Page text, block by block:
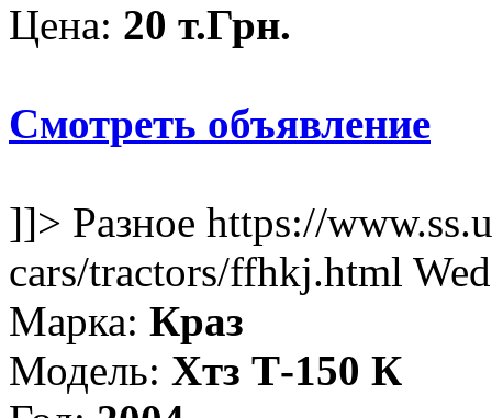
Цена: 20 т.Грн.
Смотреть объявление
]]> Разное https://
cars/tractors/ffhkj.html
Марка: Краз
Модель: Хтз Т-150 К